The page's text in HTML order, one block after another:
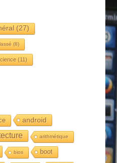
(27)
(8)
(11)
android
arithmétique
bios boot